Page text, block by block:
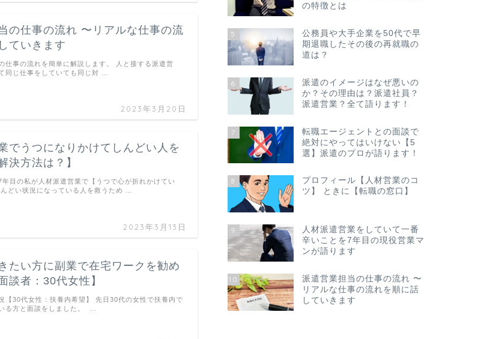
の仕事の流れ 〜リアルな仕事の流
ていきます
2023年3月20日
仕事の流れを簡単に解説します。 人と接する派遣営
同じ仕事をしていても同じ対 …
でうつになりかけてしんどい人を
決方法は？】
2023年3月13日
目の私が人材派遣営業で【うつで心が折れかけてい
どい状況になっている人を救うため …
たい方に副業で在宅ワークを勧め
談者：30代女性】
【30代女性：扶養内希望】 先日30代の女性で扶養内で
る方と面談をしました。 …
の特徴とは
5
公務員や大手企業を50代で早
期退職したその後の再就職の
道は？
6
派遣のイメージはなぜ悪いの
か？その理由は？派遣社員？
派遣営業？全て語ります！
7
転職エージェントとの面談で
絶対にやってはいけない【5
選】派遣のプロが語ります！
8
プロフィール【人材営業のコ
ツ】 ときに【転職の窓口】
9
人材派遣営業をしていて一番
辛いことを7年目の現役営業マ
ンが語ります
10
派遣営業担当の仕事の流れ 〜
リアルな仕事の流れを順に話
していきます